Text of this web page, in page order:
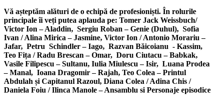
Vă așteptăm alături de o echipă de profesioniști. În rolurile
principale îi veți putea aplauda pe: Tomer Jack Weissbuch/
Victor Ion – Aladdin, Sergiu Roban – Genie (Duhul), Sofia
Ivan / Alina Mirica – Jasmine, Victor Ion / Antonio Morariu –
Jafar, Petru Schindler – Iago, Razvan Băicoianu - Kassim,
Teo Fița / Radu Brescan – Omar, Doru Ciutacu – Babkak,
Vasile Filipescu – Sultanu, Iulia Miulescu – Isir, Luana Prodea
– Manal, Ioana Dragomir – Rajah, Teo Colea – Printul
Abdulah și Capitanul Razoul, Diana Colea / Adina Chis /
Daniela Foiu / Ilinca Manole – Ansamblu si Personaje episodice